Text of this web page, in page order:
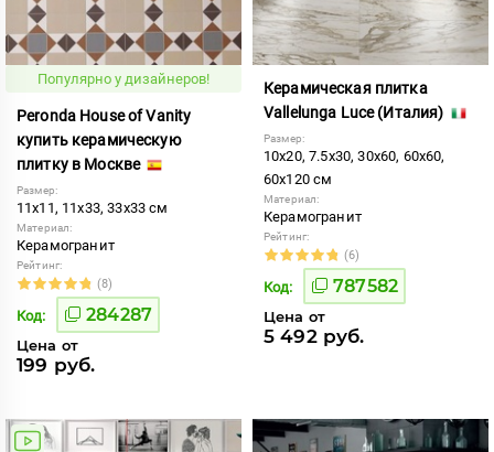
Популярно у дизайнеров!
Peronda House of Vanity
купить керамическую
плитку в Москве
Размер:
11x11, 11x33, 33x33 см
Материал:
Керамогранит
Рейтинг:
(8)
Код: 284287
Цена от
199 руб.
Керамическая плитка
Vallelunga Luce (Италия)
Размер:
10x20, 7.5x30, 30x60, 60x60,
60x120 см
Материал:
Керамогранит
Рейтинг:
(6)
Код: 787582
Цена от
5 492 руб.